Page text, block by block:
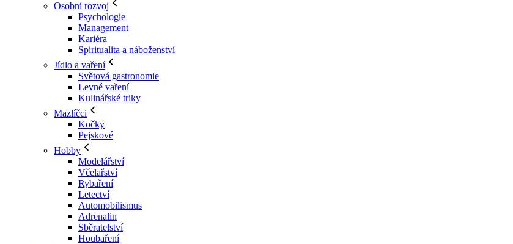
Osobní rozvoj
Psychologie
Management
Kariéra
Spiritualita a náboženství
Jídlo a vaření
Světová gastronomie
Levné vaření
Kulinářské triky
Mazlíčci
Kočky
Pejskové
Hobby
Modelářství
Včelařství
Rybaření
Letectví
Automobilismus
Adrenalin
Sběratelství
Houbaření